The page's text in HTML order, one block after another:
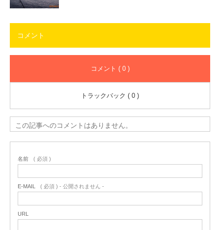
コメント
コメント ( 0 )
トラックバック ( 0 )
この記事へのコメントはありません。
名前 ( 必須 )
E-MAIL ( 必須 ) - 公開されません -
URL